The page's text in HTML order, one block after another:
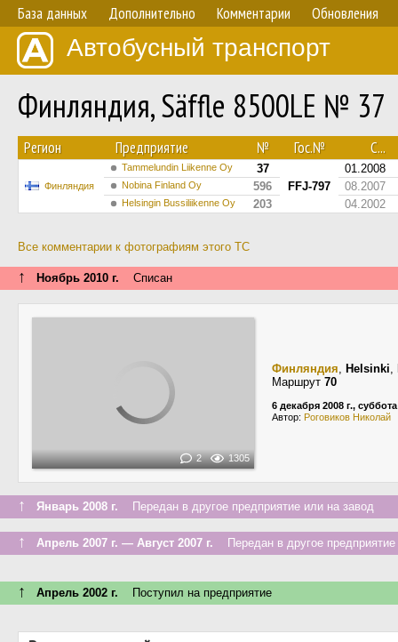
База данных Дополнительно Комментарии Обновления
Автобусный транспорт
Финляндия, Säffle 8500LE № 37
Регион Предприятие № Гос.№ С...
Финляндия
Tammelundin Liikenne Oy
37
FFJ-797
01.2008
Nobina Finland Oy 596 08.2007
Helsingin Bussiliikenne Oy 203 04.2002
Все комментарии к фотографиям этого ТС
↑ Ноябрь 2010 г. Списан
2 1305
Финляндия, Helsinki,
Маршрут 70
6 декабря 2008 г., суббота
Автор: Роговиков Николай
↑ Январь 2008 г. Передан в другое предприятие или на завод
↑ Апрель 2007 г. — Август 2007 г. Передан в другое предприятие
↑ Апрель 2002 г. Поступил на предприятие